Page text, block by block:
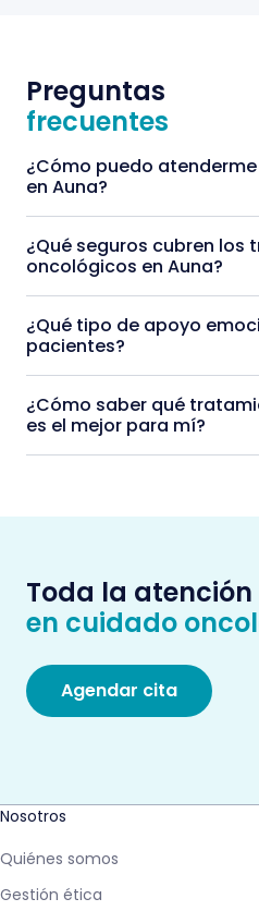
Preguntas
frecuentes
¿Cómo puedo
en Auna?
¿Qué seguros cubren los
oncológicos en Auna?
¿Qué tipo de apoyo
pacientes?
¿Cómo saber qué
es el mejor para mí?
Toda la
en cuidado
Agendar cita
Nosotros
Quiénes somos
Gestión ética